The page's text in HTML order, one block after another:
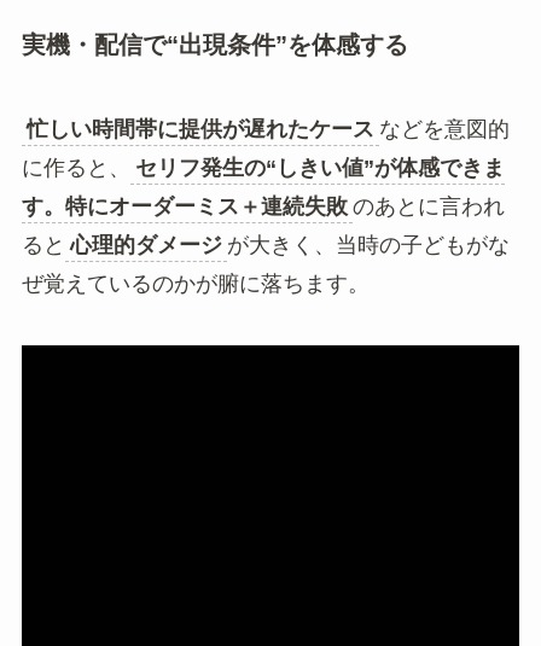
実機・配信で“出現条件”を体感する
忙しい時間帯に提供が遅れたケース などを意図的
に作ると、
セリフ発生の“しきい値”が体感できま
す。特にオーダーミス＋連続失敗 のあとに言われ
ると 心理的ダメージ が大きく、当時の子どもがな
ぜ覚えているのかが腑に落ちます。